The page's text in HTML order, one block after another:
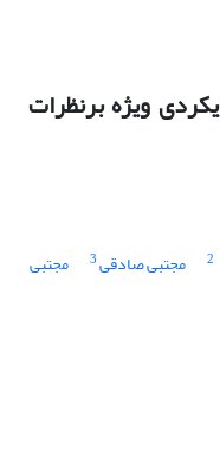
ویژه برنظرات
2 مجتبی صادقی3 مجتبی